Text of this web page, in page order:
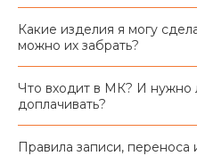
Какие изделия я могу
можно их забрать?
Что входит в МК? И нужно
доплачивать?
Правила записи, переноса